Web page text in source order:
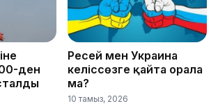
ден
Ресей мен Украина
келіссөзге қайта орала
ма?
10 тамыз, 2026